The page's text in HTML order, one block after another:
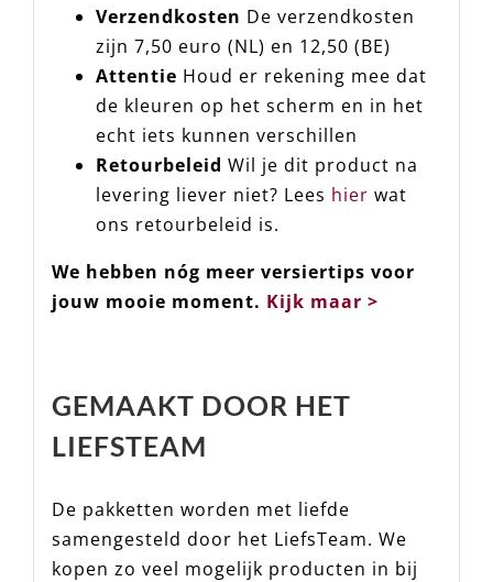
je toe.
VerzendkostenDe verzendkosten
zijn 7,50 euro (NL) en 12,50 (BE)
AttentieHoud er rekening mee dat
de kleuren op het scherm en in het
echt iets kunnen verschillen
RetourbeleidWil je dit product na
levering liever niet? Lees
We hebben nóg meer versiertips voor
GEMAAKT DOOR HET
De pakketten worden met liefde
samengesteld door het LiefsTeam. We